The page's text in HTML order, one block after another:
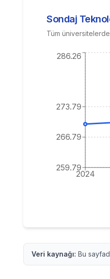
Sondaj
Tüm
2024
259.79
266.79
273.79
286.26
Veri kaynağı: Bu